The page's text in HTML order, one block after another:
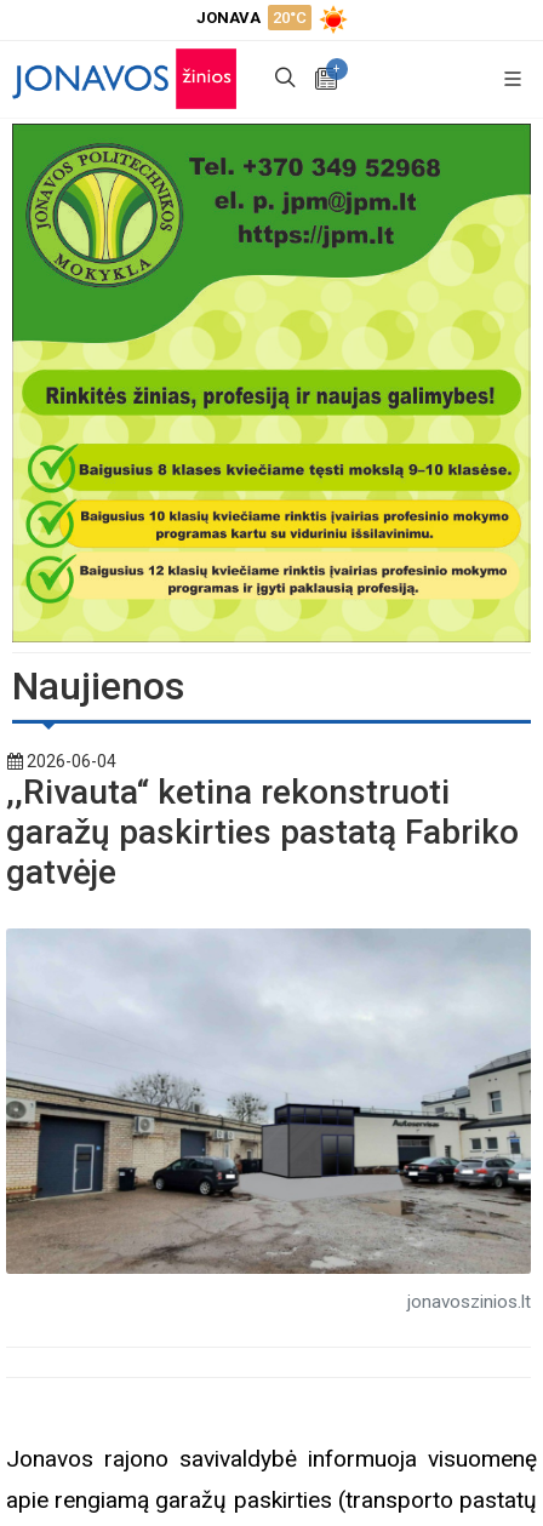
JONAVA 20°C
+
Naujienos
2026-06-04
,,Rivauta“ ketina rekonstruoti
garažų paskirties pastatą Fabriko
gatvėje
jonavoszinios.lt
Jonavos rajono savivaldybė informuoja visuomenę
apie rengiamą garažų paskirties (transporto pastatų